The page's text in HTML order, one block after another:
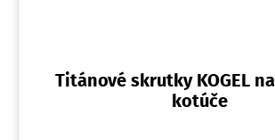
Titánové skrutky KOGEL
kotúče